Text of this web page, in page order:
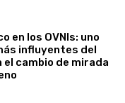
en los OVNIs: uno
influyentes del
cambio de mirada